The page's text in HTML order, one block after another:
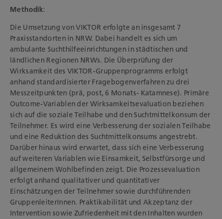
Methodik:
Die Umsetzung von VIKTOR erfolgte an insgesamt 7
Praxisstandorten in NRW. Dabei handelt es sich um
ambulante Suchthilfeeinrichtungen in städtischen und
ländlichen Regionen NRWs. Die Überprüfung der
Wirksamkeit des VIKTOR-Gruppenprogramms erfolgt
anhand standardisierter Fragebogenverfahren zu drei
Messzeitpunkten (prä, post, 6 Monats- Katamnese). Primäre
Outcome-Variablen der Wirksamkeitsevaluation beziehen
sich auf die soziale Teilhabe und den Suchtmittelkonsum der
Teilnehmer. Es wird eine Verbesserung der sozialen Teilhabe
und eine Reduktion des Suchtmittelkonsums angestrebt.
Darüber hinaus wird erwartet, dass sich eine Verbesserung
auf weiteren Variablen wie Einsamkeit, Selbstfürsorge und
allgemeinem Wohlbefinden zeigt. Die Prozessevaluation
erfolgt anhand qualitativer und quantitativer
Einschätzungen der Teilnehmer sowie durchführenden
GruppenleiterInnen. Praktikabilität und Akzeptanz der
Intervention sowie Zufriedenheit mit den Inhalten wurden